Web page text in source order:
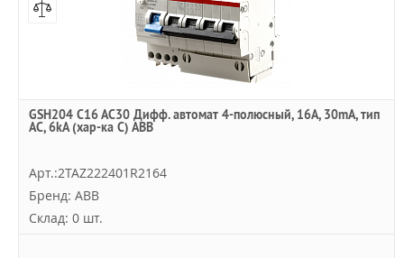
GSH204 C16 AC30 Дифф. автомат 4-полюсный, 16A, 30mA, тип
АC, 6kA (хар-ка C) ABB
Арт.:2TAZ222401R2164
Бренд: ABB
Склад: 0 шт.